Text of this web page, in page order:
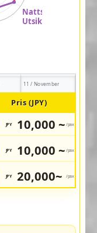
11 / November
Pris (JPY)
JPY 10,000 ~ /pax
JPY 10,000 ~ /pax
JPY 20,000~ /pax